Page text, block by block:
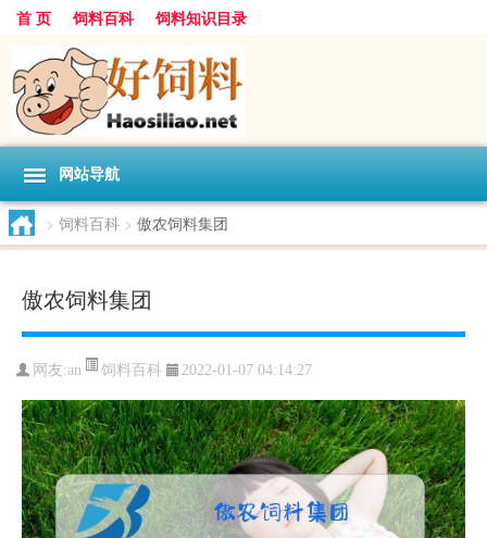
首 页 饲料百科 饲料知识目录
网站导航
> 饲料百科 > 傲农饲料集团
傲农饲料集团
网友:an 饲料百科 2022-01-07 04:14:27